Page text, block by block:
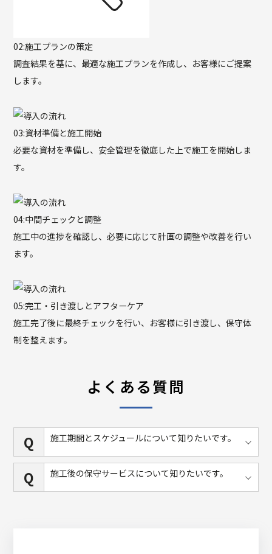
02:施工プランの策定
調査結果を基に、最適な施工プランを作成し、お客様にご提案
します。
03:資材準備と施工開始
必要な資材を準備し、安全管理を徹底した上で施工を開始しま
す。
04:中間チェックと調整
施工中の進捗を確認し、必要に応じて計画の調整や改善を行い
ます。
05:完工・引き渡しとアフターケア
施工完了後に最終チェックを行い、お客様に引き渡し、保守体
制を整えます。
よくある質問
Q 施工期間とスケジュールについて知りたいです。
Q 施工後の保守サービスについて知りたいです。